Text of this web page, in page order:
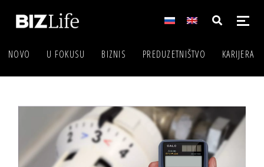
NOVO U FOKUSU BIZNIS PREDUZETNIŠTVO KARIJERA